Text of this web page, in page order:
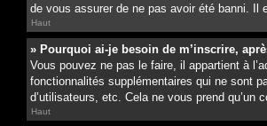
de vous assurer de ne pas avoir été banni. Il
Haut
» Pourquoi ai-je besoin de m’inscrire,
Vous pouvez ne pas le faire, il appartient à
fonctionnalités supplémentaires qui ne sont
d’utilisateurs, etc. Cela ne vous prend
Haut